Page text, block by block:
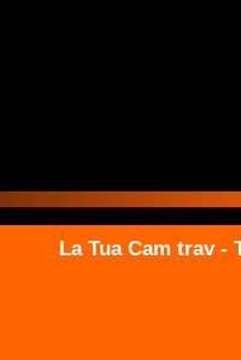
La Tua Cam trav -